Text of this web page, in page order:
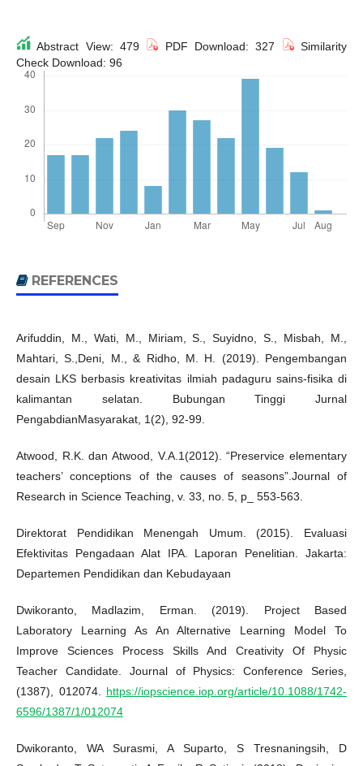
Abstract View: 479 PDF Download: 327
Similarity
Check Download: 96
REFERENCES
Arifuddin, M., Wati, M., Miriam, S., Suyidno, S., Misbah, M.,
Mahtari, S.,Deni, M., & Ridho, M. H. (2019). Pengembangan
desain LKS berbasis kreativitas ilmiah padaguru sains-fisika di
kalimantan selatan. Bubungan Tinggi Jurnal
PengabdianMasyarakat, 1(2), 92-99.
Atwood, R.K. dan Atwood, V.A.1(2012). “Preservice elementary
teachers’ conceptions of the causes of seasons”.Journal of
Research in Science Teaching, v. 33, no. 5, p_ 553-563.
Direktorat Pendidikan Menengah Umum. (2015). Evaluasi
Efektivitas Pengadaan Alat IPA. Laporan Penelitian. Jakarta:
Departemen Pendidikan dan Kebudayaan
Dwikoranto, Madlazim, Erman. (2019). Project Based
Laboratory Learning As An Alternative Learning Model To
Improve Sciences Process Skills And Creativity Of Physic
Teacher Candidate. Journal of Physics: Conference Series,
(1387), 012074. https://iopscience.iop.org/article/10.1088/1742-
6596/1387/1/012074
Dwikoranto, WA Surasmi, A Suparto, S Tresnaningsih, D